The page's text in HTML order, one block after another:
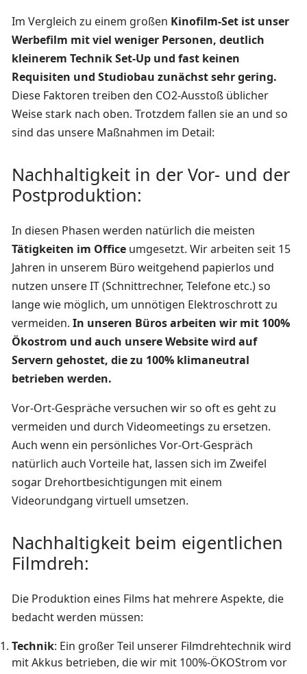
Im Vergleich zu einem großen Kinofilm-Set ist unser
Werbefilm mit viel weniger Personen, deutlich
kleinerem Technik Set-Up und fast keinen
Requisiten und Studiobau zunächst sehr gering.
Diese Faktoren treiben den CO2-Ausstoß üblicher
Weise stark nach oben. Trotzdem fallen sie an und so
sind das unsere Maßnahmen im Detail:
Nachhaltigkeit in der Vor- und der
Postproduktion:
In diesen Phasen werden natürlich die meisten
Tätigkeiten im Office umgesetzt. Wir arbeiten seit 15
Jahren in unserem Büro weitgehend papierlos und
nutzen unsere IT (Schnittrechner, Telefone etc.) so
lange wie möglich, um unnötigen Elektroschrott zu
vermeiden. In unseren Büros arbeiten wir mit 100%
Ökostrom und auch unsere Website wird auf
Servern gehostet, die zu 100% klimaneutral
betrieben werden.
Vor-Ort-Gespräche versuchen wir so oft es geht zu
vermeiden und durch Videomeetings zu ersetzen.
Auch wenn ein persönliches Vor-Ort-Gespräch
natürlich auch Vorteile hat, lassen sich im Zweifel
sogar Drehortbesichtigungen mit einem
Videorundgang virtuell umsetzen.
Nachhaltigkeit beim eigentlichen
Filmdreh:
Die Produktion eines Films hat mehrere Aspekte, die
bedacht werden müssen:
Technik: Ein großer Teil unserer Filmdrehtechnik wird
mit Akkus betrieben, die wir mit 100%-ÖKOStrom vor